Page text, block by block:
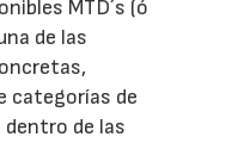
MTD´s (ó
de las
categorías de
dentro de las